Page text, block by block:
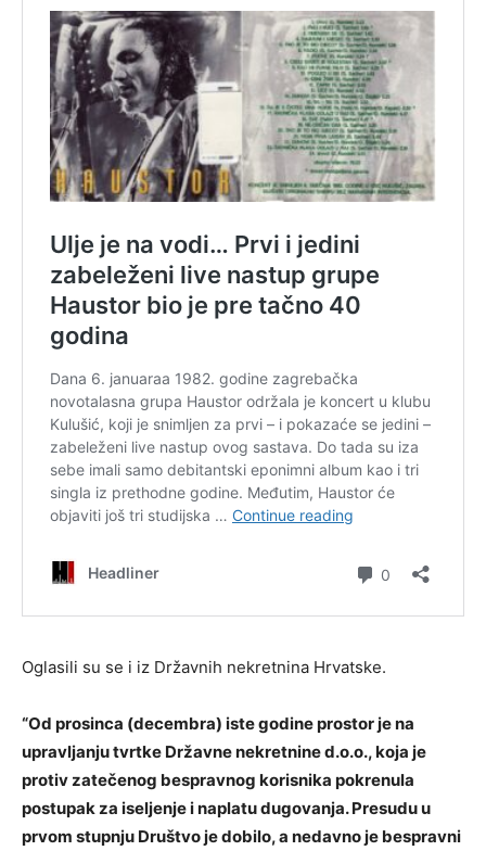
Oglasili su se i iz Državnih nekretnina Hrvatske.
“Od prosinca (decembra) iste godine prostor je na
upravljanju tvrtke Državne nekretnine d.o.o., koja je
protiv zatečenog bespravnog korisnika pokrenula
postupak za iseljenje i naplatu dugovanja. Presudu u
prvom stupnju Društvo je dobilo, a nedavno je bespravni